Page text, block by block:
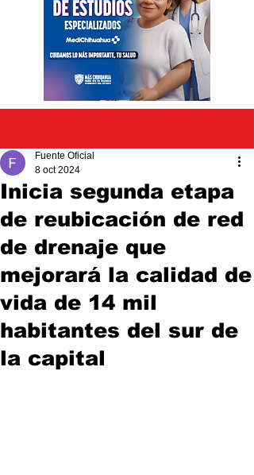
Inicia segunda etapa
de reubicación de red
de drenaje que
mejorará la calidad de
vida de 14 mil
habitantes del sur de
la capital
Fuente Oficial
8 oct 2024